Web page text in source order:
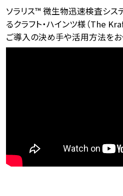
ソラリス™ 微生物迅速検査シス
るクラフト・ハインツ様（The
ご導入の決め手や活用方法をお